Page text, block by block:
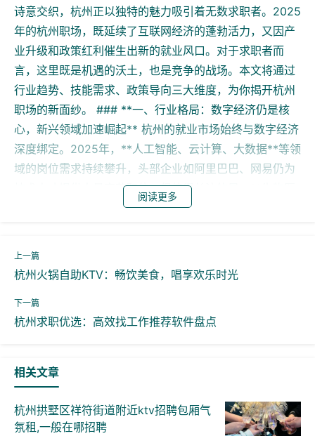
诗意交织，杭州正以独特的魅力吸引着无数求职者。2025
年的杭州职场，既延续了互联网经济的蓬勃活力，又因产
业升级和政策红利催生出新的就业风口。对于求职者而
言，这里既是机遇的沃土，也是竞争的战场。本文将通过
行业趋势、技能需求、政策导向三大维度，为你揭开杭州
职场的新面纱。 ### **一、行业格局：数字经济仍是核
心，新兴领域加速崛起** 杭州的就业市场始终与数字经济
深度绑定。2025年，**人工智能、云计算、大数据**等领
域的岗位需求持续攀升，头部企业如阿里巴巴、网易仍为
技术人才提供大量高薪职位。但值得关注的是，**生物医
药、智能制造、新能源**等新兴产业正成为新的就业增长
40%。 *案例分析*：某985高校硕士毕业生小李，2024
制药公司。他表示："虽然起薪略低，但公司处于融资扩张
期，未来3年团队规模预计翻3倍，职业上升空间更大。"
力"缺一不可** 在杭州，单纯的技术能力已不足以应对职
场竞争。企业更青睐**"T型"人才**——纵向深耕专业领
域，横向具备跨学科协作能力。例如，电商行业不仅需要
数据分析师，还要求其熟悉直播运营逻辑；传统制造业招
阅读更多
杭州火锅自助KTV：畅饮美食，唱享欢乐时光
杭州求职优选：高效找工作推荐软件盘点
相关文章
杭州拱墅区祥符街道附近ktv招聘包厢气
氛租,一般在哪招聘